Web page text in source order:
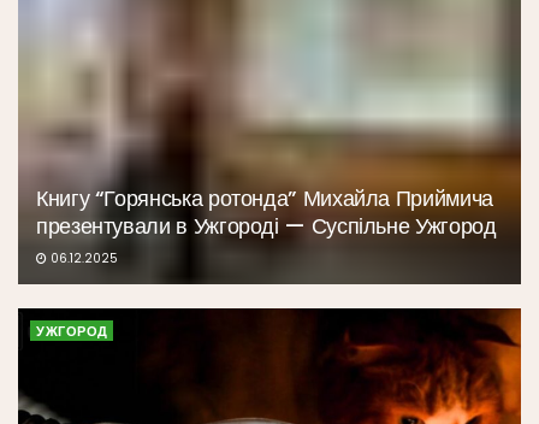
Книгу “Горянська ротонда” Михайла Приймича
презентували в Ужгороді — Суспільне Ужгород
06.12.2025
УЖГОРОД